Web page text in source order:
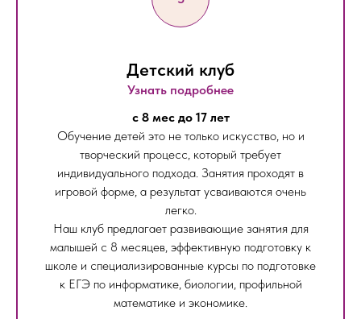
Детский клуб
Узнать подробнее
с 8 мес до 17 лет
Обучение детей это не только искусство, но и
творческий процесс, который требует
индивидуального подхода. Занятия проходят в
игровой форме, а результат усваиваются очень
легко.
Наш клуб предлагает развивающие занятия для
малышей с 8 месяцев, эффективную подготовку к
школе и специализированные курсы по подготовке
к ЕГЭ по информатике, биологии, профильной
математике и экономике.